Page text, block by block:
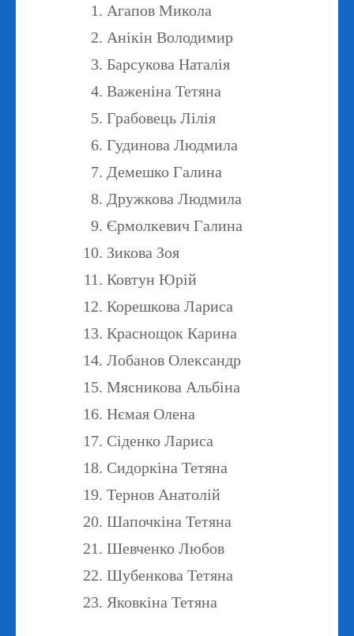
Агапов Микола
Анікін Володимир
Барсукова Наталія
Важеніна Тетяна
Грабовець Лілія
Гудинова Людмила
Демешко Галина
Дружкова Людмила
Єрмолкевич Галина
Зикова Зоя
Ковтун Юрій
Корешкова Лариса
Краснощок Карина
Лобанов Олександр
Мясникова Альбіна
Нємая Олена
Сіденко Лариса
Сидоркіна Тетяна
Тернов Анатолій
Шапочкіна Тетяна
Шевченко Любов
Шубенкова Тетяна
Яковкіна Тетяна